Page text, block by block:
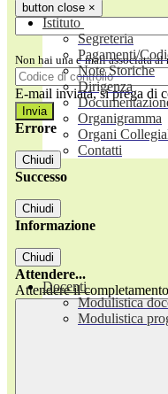
button close ×
Non hai una e-mail associata
E-mail inviata, si prega di
Errore
Chiudi
Successo
Chiudi
Informazione
Chiudi
Attendere...
Attendere il
Istituto
Segreteria
Pagamenti/
Note Storiche
Dirigenza
Organigramma
Organi
Contatti
Docenti
Modulistica
Modulistica